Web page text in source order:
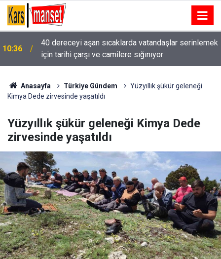
10:32
Terziler Mahallesi’nde geleneksel Karakucak
güreşleri düzenlenecek
Anasayfa Türkiye Gündem
Yüzyıllık şükür geleneği
Kimya Dede zirvesinde yaşatıldı
Yüzyıllık şükür geleneği Kimya Dede
zirvesinde yaşatıldı